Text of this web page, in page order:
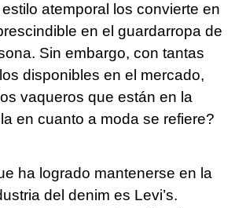
atemporal los convierte en
en el guardarropa‌ de
Sin embargo, con tantas
disponibles en el mercado,
vaqueros que están en‍ la
en cuanto a moda se refiere?
ha logrado‍ mantenerse en la
del denim es⁢ Levi’s.